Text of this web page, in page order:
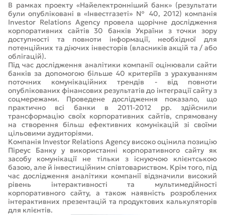
В рамках проекту «Найелектронніший банк» (результати
були опубліковані в «Інвестгазеті» № 40, 2012) компанія
Investor Relations Agency провела щорічне дослідження
корпоративних сайтів 30 банків України з точки зору
доступності та повноти інформації, необхідної для
потенційних та діючих інвесторів (власників акцій та / або
облігацій).
Під час дослідження аналітики компанії оцінювали сайти
банків за допомогою більше 40 критеріїв з урахуванням
поточних комунікаційних трендів - від повноти
опублікованих фінансових результатів до інтеграції сайту з
соцмережами. Проведене дослідження показало, що
практично всі банки в 2011-2012 рр. здійснили
трансформацію своїх корпоративних сайтів, спрямовану
на створення більш ефективних комунікацій зі своїми
цільовими аудиторіями.
Компанія Investor Relations Agency високо оцінила позицію
Піреус Банку у використанні корпоративного сайту як
засобу комунікації не тільки з існуючою клієнтською
базою, але й інвестиційним співтовариством. Крім того, під
час дослідження аналітики компанії відзначили високий
рівень інтерактивності та мультимедійності
корпоративного сайту, а також наявність розроблених
інтерактивних презентацій та продуктових калькуляторів
для клієнтів.